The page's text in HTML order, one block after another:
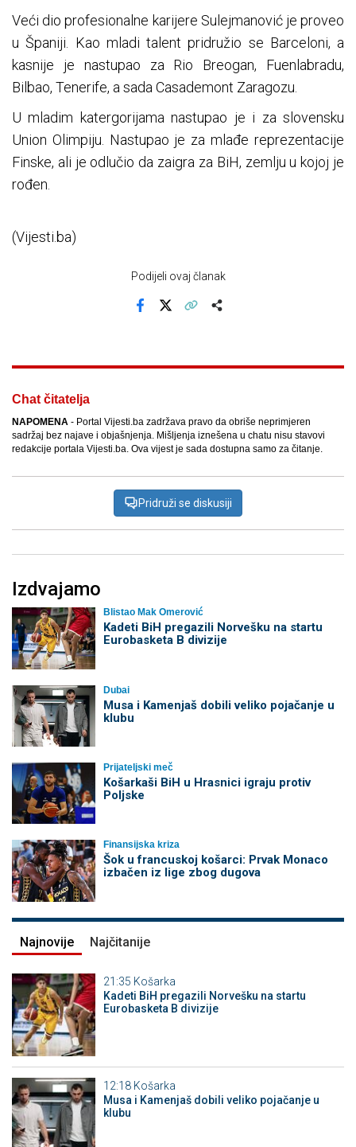
Veći dio profesionalne karijere Sulejmanović je proveo
u Španiji. Kao mladi talent pridružio se Barceloni, a
kasnije je nastupao za Rio Breogan, Fuenlabradu,
Bilbao, Tenerife, a sada Casademont Zaragozu.
U mladim katergorijama nastupao je i za slovensku
Union Olimpiju. Nastupao je za mlađe reprezentacije
Finske, ali je odlučio da zaigra za BiH, zemlju u kojoj je
rođen.
(Vijesti.ba)
Podijeli ovaj članak
Chat čitatelja
NAPOMENA - Portal Vijesti.ba zadržava pravo da obriše neprimjeren
sadržaj bez najave i objašnjenja. Mišljenja iznešena u chatu nisu stavovi
redakcije portala Vijesti.ba. Ova vijest je sada dostupna samo za čitanje.
Pridruži se diskusiji
Izdvajamo
Blistao Mak Omerović
Kadeti BiH pregazili Norvešku na startu
Eurobasketa B divizije
Dubai
Musa i Kamenjaš dobili veliko pojačanje u
klubu
Prijateljski meč
Košarkaši BiH u Hrasnici igraju protiv
Poljske
Finansijska kriza
Šok u francuskoj košarci: Prvak Monaco
izbačen iz lige zbog dugova
Najnovije Najčitanije
21:35 Košarka
Kadeti BiH pregazili Norvešku na startu
Eurobasketa B divizije
12:18 Košarka
Musa i Kamenjaš dobili veliko pojačanje u
klubu